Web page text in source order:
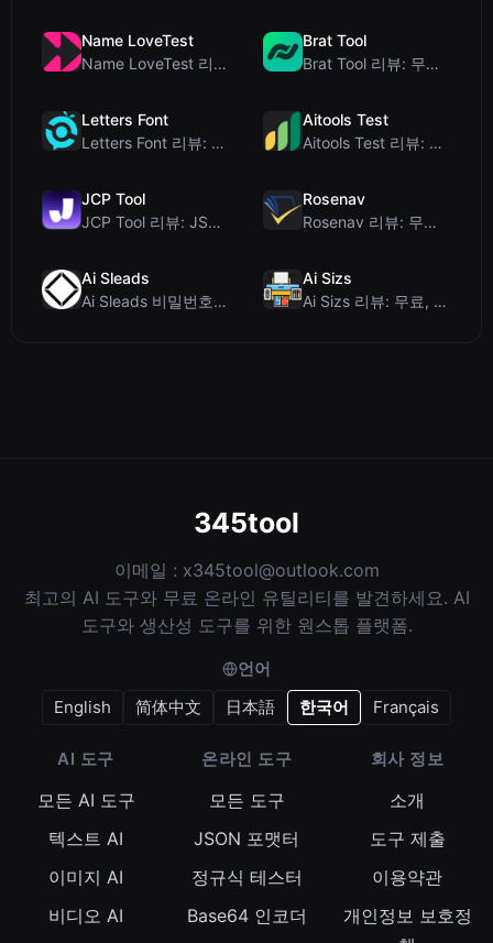
Name LoveTest
Name LoveTest 리뷰: 공유 가능한 이미지를 갖춘 개인정보 보호 중심의 연애 궁합...
Brat Tool
Brat Tool 리뷰: 무료 Charli XCX 스타일 Brat 텍스트 생성기
Letters Font
Letters Font 리뷰: 인스타그램 등에서 사용 가능한 무료 유니코드 글꼴 생성기
Aitools Test
Aitools Test 리뷰: 무료 브라우저 기반 AI 탐지기, 토큰 카운터 및 비용 추정...
JCP Tool
JCP Tool 리뷰: JSON, CSV, YAML, XML을 위한 무료 클라이언트 측 데...
Rosenav
Rosenav 리뷰: 무료 온라인 코사인 유사도 검사기 및 텍스트 차이 비교 도구
Ai Sleads
Ai Sleads 비밀번호 강도 검사기 리뷰: 제로 업로드, 실시간 엔트로피 분석
Ai Sizs
Ai Sizs 리뷰: 무료, 프라이빗 이미지 유사도 및 블러 감지 도구
345tool
이메일 : x345tool@outlook.com
최고의 AI 도구와 무료 온라인 유틸리티를 발견하세요. AI
도구와 생산성 도구를 위한 원스톱 플랫폼.
언어
English
简体中文 日本語 한국어 Français
AI 도구
모든 AI 도구
텍스트 AI
이미지 AI
비디오 AI
온라인 도구
모든 도구
JSON 포맷터
정규식 테스터
Base64 인코더
회사 정보
소개
도구 제출
이용약관
개인정보 보호정